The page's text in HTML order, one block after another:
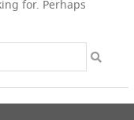
for. Perhaps